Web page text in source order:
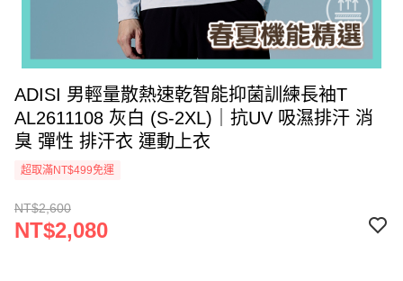
ADISI 男輕量散熱速乾智能抑菌訓練長袖T
AL2611108 灰白 (S-2XL)｜抗UV 吸濕排汗 消
臭 彈性 排汗衣 運動上衣
超取滿NT$499免運
NT$2,600
NT$2,080